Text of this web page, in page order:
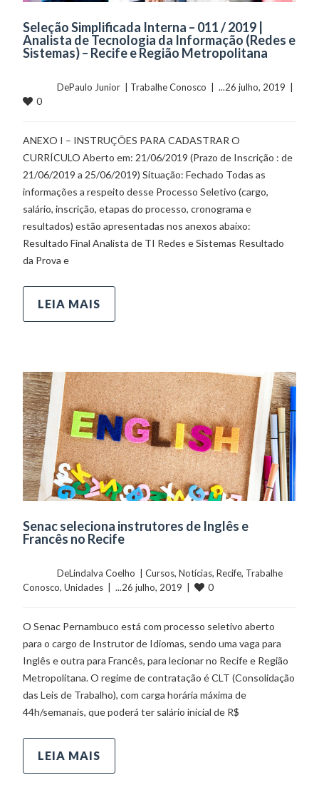
Seleção Simplificada Interna – 011 / 2019 |
Analista de Tecnologia da Informação (Redes e
Sistemas) – Recife e Região Metropolitana
	    	DePaulo Junior  |
Trabalhe Conosco
0
ANEXO I – INSTRUÇÕES PARA CADASTRAR O
CURRÍCULO Aberto em: 21/06/2019 (Prazo de Inscrição : de
21/06/2019 a 25/06/2019) Situação: Fechado Todas as
informações a respeito desse Processo Seletivo (cargo,
salário, inscrição, etapas do processo, cronograma e
resultados) estão apresentadas nos anexos abaixo:
Resultado Final Analista de TI Redes e Sistemas Resultado
da Prova e
LEIA MAIS
Senac seleciona instrutores de Inglês e
Francês no Recife
	    	DeLindalva Coelho  |
Cursos, Notícias, Recife, Trabalhe
Conosco, Unidades
  |  ...26 julho, 2019  |
0
O Senac Pernambuco está com processo seletivo aberto
para o cargo de Instrutor de Idiomas, sendo uma vaga para
Inglês e outra para Francês, para lecionar no Recife e Região
Metropolitana. O regime de contratação é CLT (Consolidação
das Leis de Trabalho), com carga horária máxima de
44h/semanais, que poderá ter salário inicial de R$
LEIA MAIS